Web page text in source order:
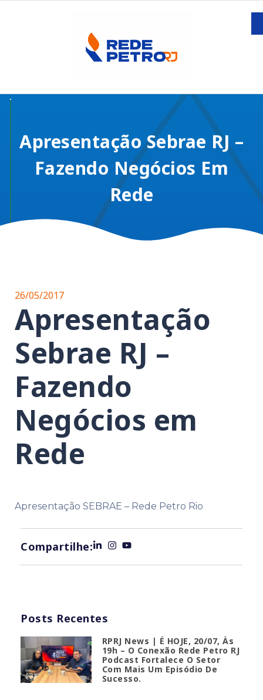
Apresentação Sebrae RJ –
Fazendo Negócios Em
Rede
26/05/2017
Apresentação
Sebrae RJ –
Fazendo
Negócios em
Rede
Apresentação SEBRAE – Rede Petro Rio
Compartilhe:
Posts Recentes
RPRJ News | É HOJE, 20/07, Às
19h – O Conexão Rede Petro RJ
Podcast Fortalece O Setor
Com Mais Um Episódio De
Sucesso.